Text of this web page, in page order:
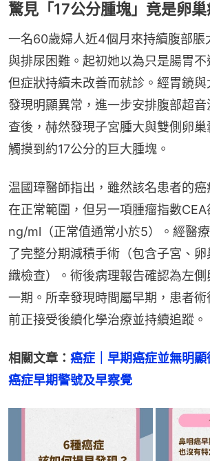
驚見「17公分腫塊」竟是卵巢
一名60歲婦人近4個月來持續腹部脹
與排尿困難。起初她以為只是腸胃不
但症狀持續未改善而就診。經胃鏡
發現明顯異常，進一步安排腹部超
查後，赫然發現子宮腫大與雙側卵
觸摸到約17公分的巨大腫塊。
温國璋醫師指出，雖然該名患者的
在正常範圍，但另一項腫瘤指數CEA
ng/ml（正常值通常小於5）。經醫
了完整分期減積手術（包含子宮、卵
織檢查）。術後病理報告確認為左
一期。所幸發現時間屬早期，患者術
前正接受後續化學治療並持續追蹤。
相關文章： 癌症｜早期癌症並無明
癌症早期警號及早察覺